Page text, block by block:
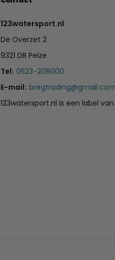
123watersport.nl
De Overzet 2
9321 DB Peize
Tel: 0523-208000
E-mail: bregtrading@gmail.com
123watersport.nl is een label